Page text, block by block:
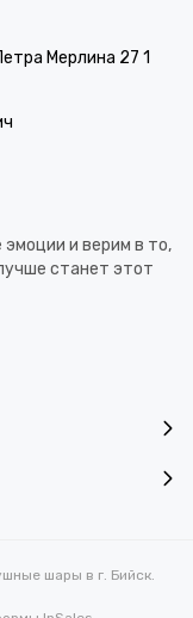
Мерлина 27 1
и верим в то,
станет этот
шары в г. Бийск.